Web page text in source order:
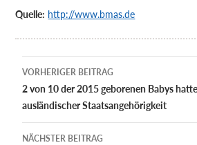
Quelle: http://www.bmas.de
Beitragsnavigation
VORHERIGER BEITRAG
2 von 10 der 2015 geborenen Babys
ausländischer Staatsangehörigkeit
NÄCHSTER BEITRAG